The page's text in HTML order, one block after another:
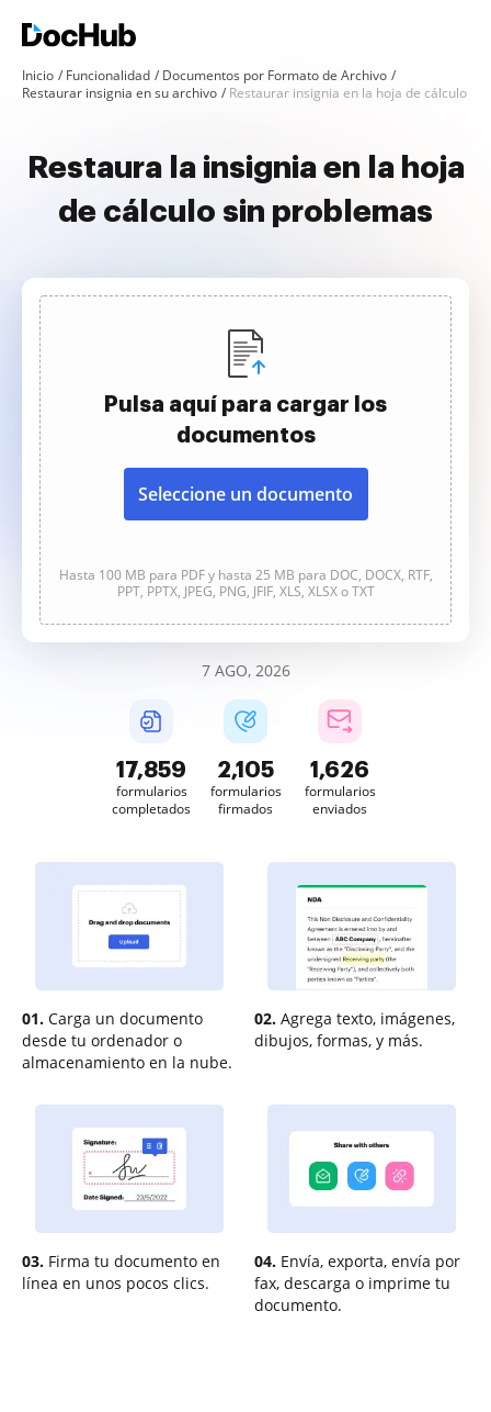
Inicio Funcionalidad
Documentos por Formato de Archivo
Restaurar insignia en su archivo
Restaurar insignia en la hoja de cálculo
Restaura la insignia en la hoja
de cálculo sin problemas
Pulsa aquí para cargar los
documentos
Seleccione un documento
Hasta 100 MB para PDF y hasta 25 MB para DOC, DOCX, RTF,
PPT, PPTX, JPEG, PNG, JFIF, XLS, XLSX o TXT
7 AGO, 2026
17,859
formularios
completados
2,105
formularios
firmados
1,626
formularios
enviados
01. Carga un documento
desde tu ordenador o
almacenamiento en la nube.
02. Agrega texto, imágenes,
dibujos, formas, y más.
03. Firma tu documento en
línea en unos pocos clics.
04. Envía, exporta, envía por
fax, descarga o imprime tu
documento.